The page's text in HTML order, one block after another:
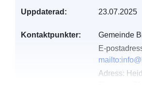
Uppdaterad: 23.07.2025
Kontaktpunkter:
Gemeinde
E-
Adress: